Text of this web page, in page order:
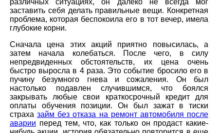
заставить себя делать правильные вещи. Конкретная
проблема, которая беспокоила его в тот вечер, имела
глубокие корни.
Сначала цена этих акций приятно повысилась, а
затем начала колебаться. После чего, в силу
непредвиденных обстоятельств, их цена очень
быстро выросла в 4 раза. Это событие бросило его в
пучину безумного гнева и сожаления. Он был
настолько подавлен случившимся, что боялся
закрывать любые свои краткосрочный кредит для
оплаты обучения позиции. Он был зажат в тиски
страхазайм без отказа на ремонт автомобиля после
аварии перед тем, что, как только он продаст какие-